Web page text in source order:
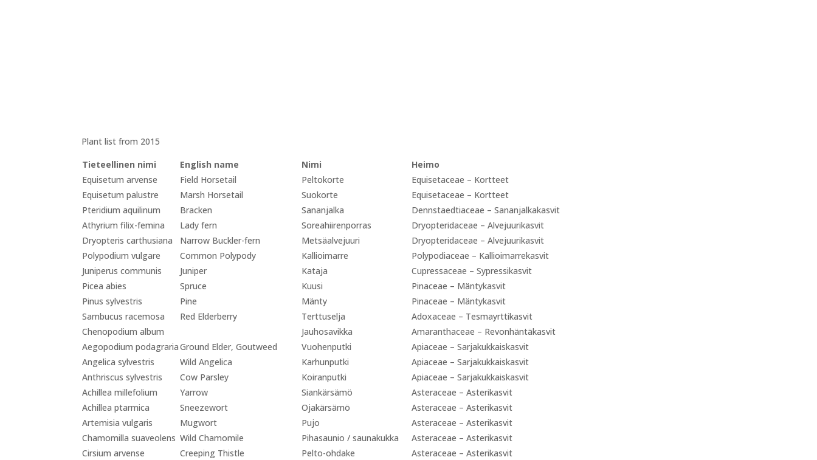
Plant list from 2015
Tieteellinen nimi
English name Nimi
Heimo
Equisetum arvense
Field Horsetail Peltokorte
Equisetaceae – Kortteet
Equisetum palustre
Marsh Horsetail Suokorte
Equisetaceae – Kortteet
Pteridium aquilinum
Bracken Sananjalka
Dennstaedtiaceae – Sananjalkakasvit
Athyrium filix-femina
Lady fern Soreahiirenporras
Dryopteridaceae – Alvejuurikasvit
Dryopteris carthusiana
Narrow Buckler-fern Metsäalvejuuri
Dryopteridaceae – Alvejuurikasvit
Polypodium vulgare
Common Polypody Kallioimarre
Polypodiaceae – Kallioimarrekasvit
Juniperus communis
Juniper Kataja
Cupressaceae – Sypressikasvit
Picea abies
Spruce Kuusi
Pinaceae – Mäntykasvit
Pinus sylvestris
Pine Mänty
Pinaceae – Mäntykasvit
Sambucus racemosa
Red Elderberry Terttuselja
Adoxaceae – Tesmayrttikasvit
Chenopodium album
Jauhosavikka
Amaranthaceae – Revonhäntäkasvit
Aegopodium podagrariaGround Elder, Goutweed Vuohenputki
Apiaceae – Sarjakukkaiskasvit
Angelica sylvestris
Wild Angelica Karhunputki
Apiaceae – Sarjakukkaiskasvit
Anthriscus sylvestris
Cow Parsley Koiranputki
Apiaceae – Sarjakukkaiskasvit
Achillea millefolium
Yarrow Siankärsämö
Asteraceae – Asterikasvit
Achillea ptarmica
Sneezewort Ojakärsämö
Asteraceae – Asterikasvit
Artemisia vulgaris
Mugwort Pujo
Asteraceae – Asterikasvit
Chamomilla suaveolens Wild Chamomile Pihasaunio / saunakukka
Asteraceae – Asterikasvit
Cirsium arvense
Creeping Thistle Pelto-ohdake
Asteraceae – Asterikasvit